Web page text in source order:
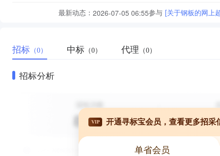
最新动态： 2026-07-05 06:55参与 [关于钢板的网上
招标 （0） 中标 （0） 代理 （0）
招标分析
VIP 开通寻标宝会员，查看更多招采
单省会员